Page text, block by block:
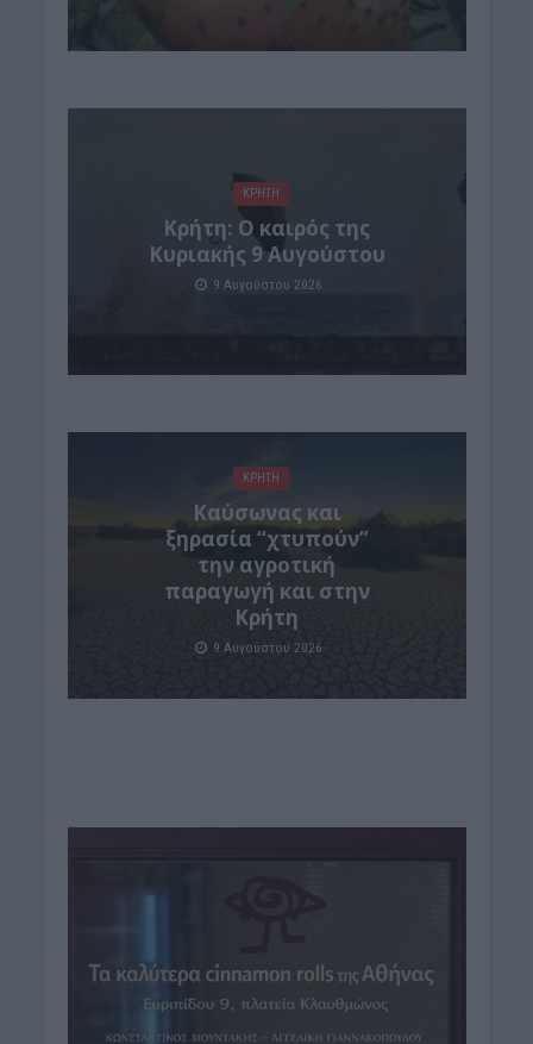
ΚΡΗΤΗ
Κρήτη: Ο καιρός της
Κυριακής 9 Αυγούστου
9 Αυγούστου 2026
ΚΡΗΤΗ
Καύσωνας και
ξηρασία “χτυπούν”
την αγροτική
παραγωγή και στην
Κρήτη
9 Αυγούστου 2026